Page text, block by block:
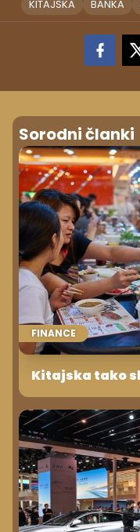
KITAJSKA BANKA
Sorodni članki
FINANCE
Kitajska tako